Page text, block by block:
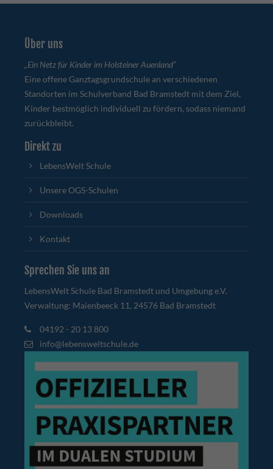
Über uns
„Ein Netz für Kinder im Holsteiner Auenland“
Eine offene Ganztagsgrundschule an verschiedenen
Standorten im Schulverband Bad Bramstedt mit dem Ziel,
Kinder bestmöglich individuell zu fördern, sodass niemand
zurückbleibt.
Direkt zu
LebensWelt Schule
Unsere OGS-Schulen
Downloads
Kontakt
Sprechen Sie uns an
LebensWelt Schule Bad Bramstedt und Umgebung e.V.
Verwaltung: Maienbeeck 11, 24576 Bad Bramstedt
04192 - 20 13 800
info@lebensweltschule.de